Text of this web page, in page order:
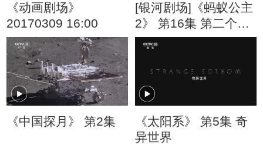
《动画剧场》
20170309 16:00
[银河剧场]《蚂蚁公主
2》 第16集 第二个太
阳
《中国探月》 第2集
《太阳系》 第5集 奇
异世界